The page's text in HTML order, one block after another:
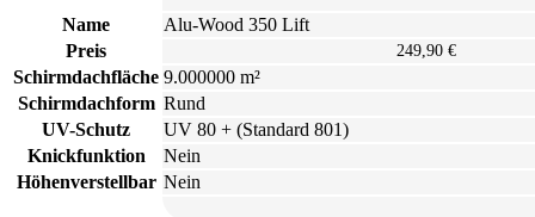
Name
Alu-Wood 350 Lift
Preis
249,90 €
Schirmdachfläche 9.000000 m²
Schirmdachform Rund
UV-Schutz
UV 80 + (Standard 801)
Knickfunktion
Nein
Höhenverstellbar Nein